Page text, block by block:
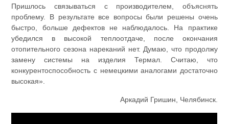
Пришлось связываться с производителем, объяснять
проблему. В результате все вопросы были решены очень
быстро, больше дефектов не наблюдалось. На практике
убедился в высокой теплоотдаче, после окончания
отопительного сезона нареканий нет. Думаю, что продолжу
замену системы на изделия Термал. Считаю, что
конкурентоспособность с немецкими аналогами достаточно
высокая».
Аркадий Гришин, Челябинск.